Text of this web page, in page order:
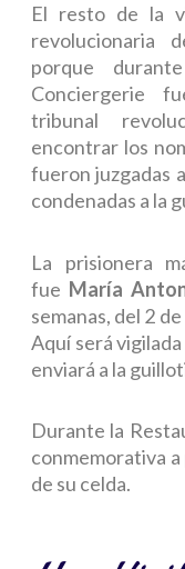
El resto de la
revolucionaria
porque
Conciergerie
tribunal
encontrar los
fueron juzgadas
condenadas a la
La prisionera
fue María
semanas, del 2
Aquí será
enviará a la
Durante la
conmemorativa
de su celda.